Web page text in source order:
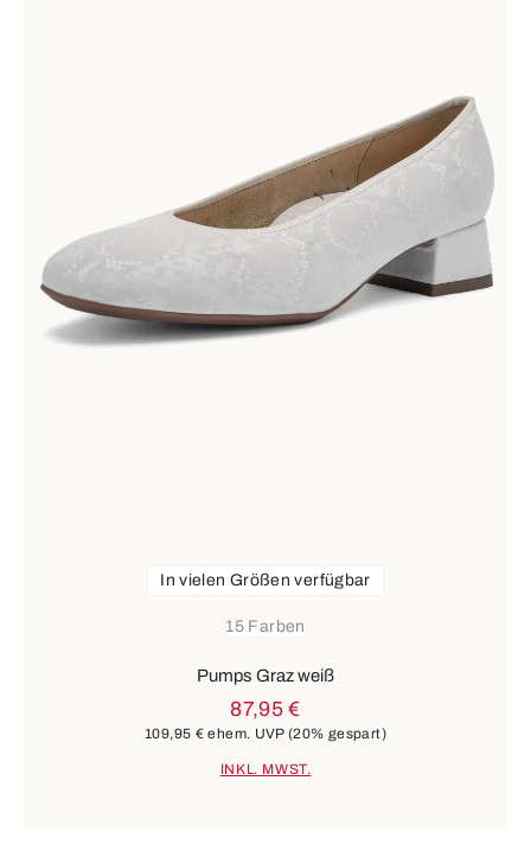
15 Farben
In vielen Größen verfügbar
Pumps Graz weiß
87,95 €
109,95 € ehem. UVP(20% gespart)
INKL. MWST.